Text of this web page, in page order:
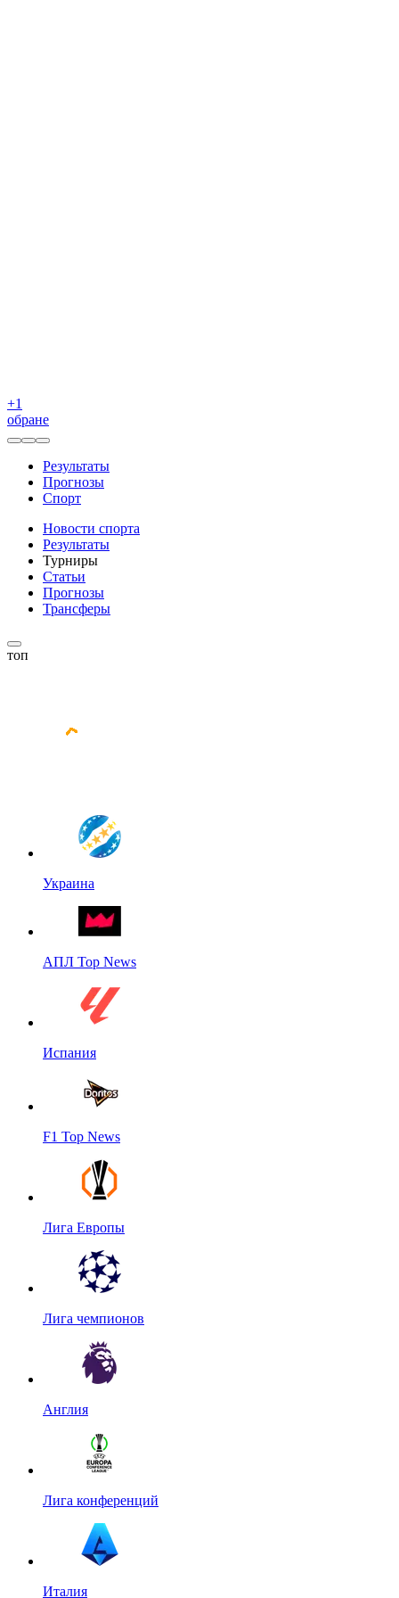
+1
обране
Результаты
Прогнозы
Спорт
Новости спорта
Результаты
Турниры
Статьи
Прогнозы
Трансферы
топ
Украина
АПЛ Top News
Испания
F1 Top News
Лига Европы
Лига чемпионов
Англия
Лига конференций
Италия